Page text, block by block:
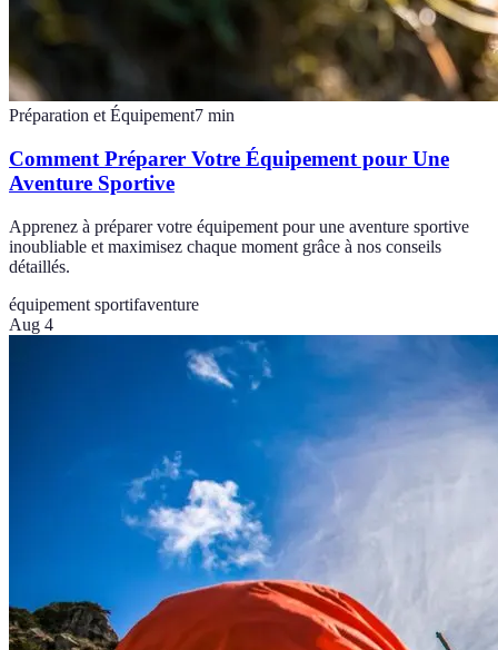
Préparation et Équipement7 min
Comment Préparer Votre Équipement pour Une
Aventure Sportive
Apprenez à préparer votre équipement pour une aventure sportive
inoubliable et maximisez chaque moment grâce à nos conseils
détaillés.
équipement sportifaventure
Aug 4